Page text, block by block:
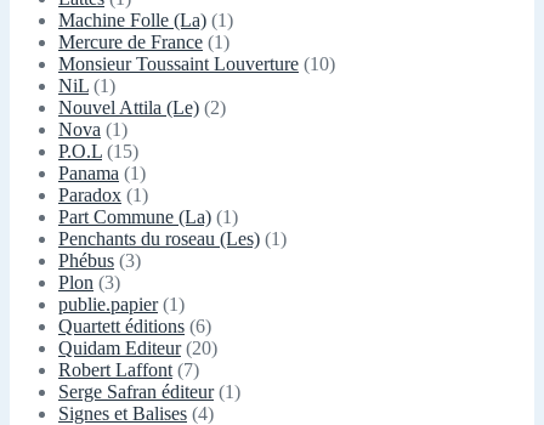
Machine Folle (La) (1)
Mercure de France (1)
Monsieur Toussaint Louverture (10)
NiL (1)
Nouvel Attila (Le) (2)
Nova (1)
P.O.L (15)
Panama (1)
Paradox (1)
Part Commune (La) (1)
Penchants du roseau (Les) (1)
Phébus (3)
Plon (3)
publie.papier(1)
Quartett éditions (6)
Quidam Editeur(20)
Robert Laffont(7)
Serge Safran éditeur(1)
Signes et Balises (4)